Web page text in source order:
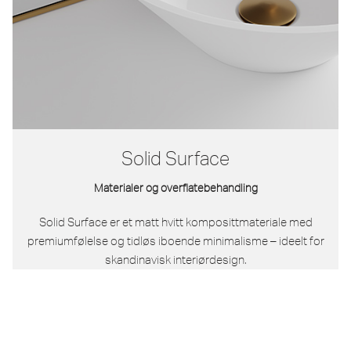
Solid Surface
Materialer og overflatebehandling
Solid Surface er et matt hvitt komposittmateriale med
premiumfølelse og tidløs iboende minimalisme – ideelt for
skandinavisk interiørdesign.